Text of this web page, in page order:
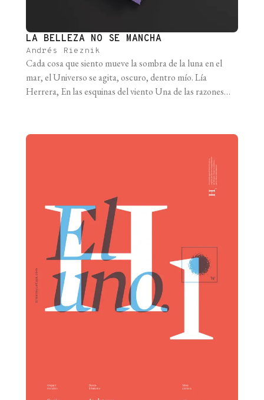
LA BELLEZA NO SE MANCHA
Andrés Rieznik
Cada cosa que siento mueve la sombra de la luna en el
mar, el Universo se agita, oscuro, dentro mío. Lía
Herrera, En las esquinas del viento Una de las razones
ciencia le quita belleza [...]